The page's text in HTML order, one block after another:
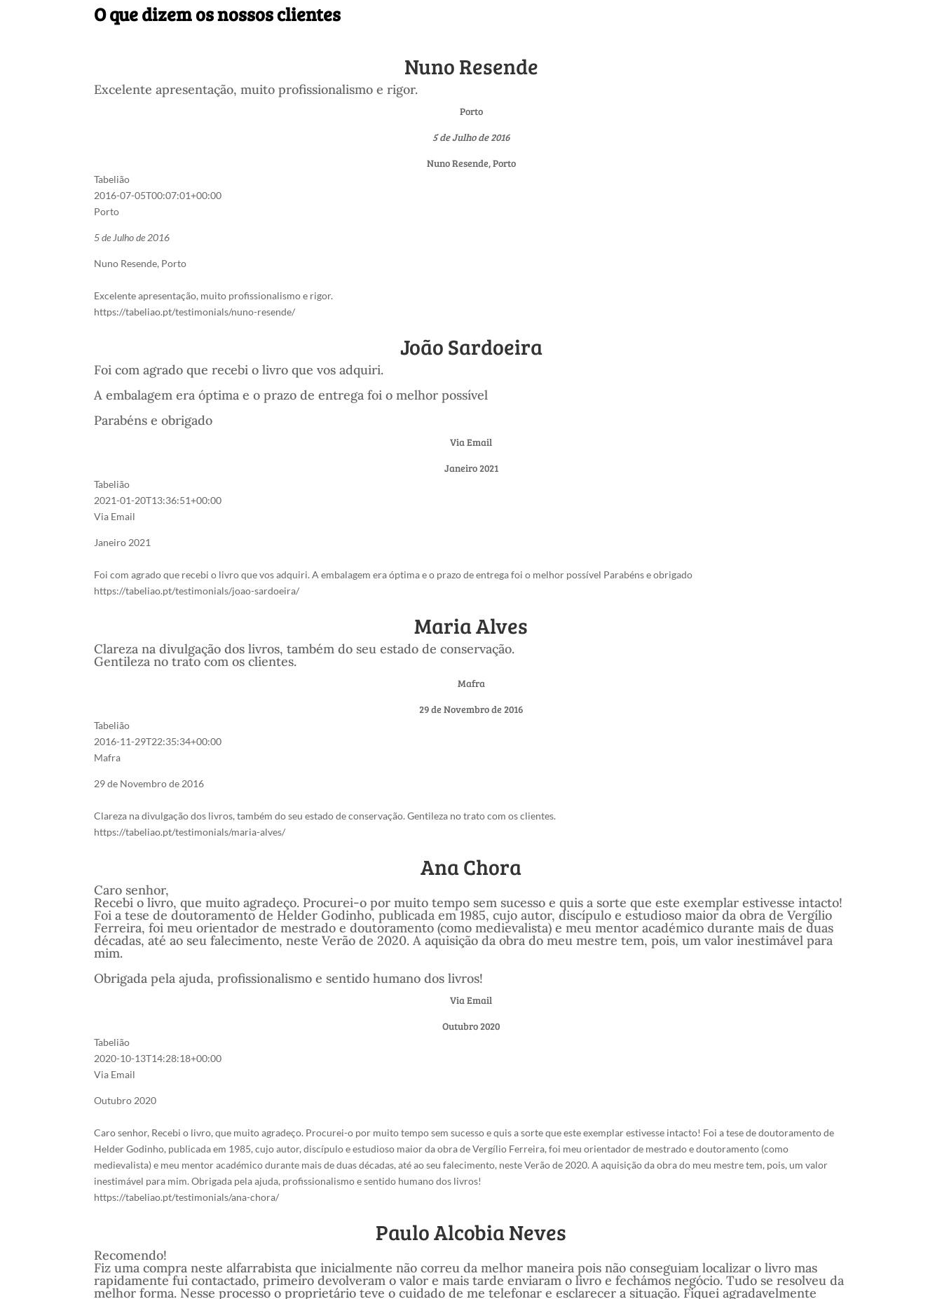
O que dizem os nossos clientes
Nuno Resende
Excelente apresentação, muito profissionalismo e rigor.
Porto
5 de Julho de 2016
Nuno Resende, Porto
Tabelião
2016-07-05T00:07:01+00:00
Porto
5 de Julho de 2016
Nuno Resende, Porto
Excelente apresentação, muito profissionalismo e rigor.
https://tabeliao.pt/testimonials/nuno-resende/
João Sardoeira
Foi com agrado que recebi o livro que vos adquiri.
A embalagem era óptima e o prazo de entrega foi o melhor possível
Parabéns e obrigado
Via Email
Janeiro 2021
Tabelião
2021-01-20T13:36:51+00:00
Via Email
Janeiro 2021
Foi com agrado que recebi o livro que vos adquiri. A embalagem era óptima e o prazo de entrega foi o melhor possível Parabéns e obrigado
https://tabeliao.pt/testimonials/joao-sardoeira/
Maria Alves
Clareza na divulgação dos livros, também do seu estado de conservação.
Gentileza no trato com os clientes.
Mafra
29 de Novembro de 2016
Tabelião
2016-11-29T22:35:34+00:00
Mafra
29 de Novembro de 2016
Clareza na divulgação dos livros, também do seu estado de conservação. Gentileza no trato com os clientes.
https://tabeliao.pt/testimonials/maria-alves/
Ana Chora
Caro senhor,
Recebi o livro, que muito agradeço. Procurei-o por muito tempo sem sucesso e quis a sorte que este exemplar estivesse intacto!
Foi a tese de doutoramento de Helder Godinho, publicada em 1985, cujo autor, discípulo e estudioso maior da obra de Vergílio
Ferreira, foi meu orientador de mestrado e doutoramento (como medievalista) e meu mentor académico durante mais de duas
décadas, até ao seu falecimento, neste Verão de 2020. A aquisição da obra do meu mestre tem, pois, um valor inestimável para
mim.
Obrigada pela ajuda, profissionalismo e sentido humano dos livros!
Via Email
Outubro 2020
Tabelião
2020-10-13T14:28:18+00:00
Via Email
Outubro 2020
Caro senhor, Recebi o livro, que muito agradeço. Procurei-o por muito tempo sem sucesso e quis a sorte que este exemplar estivesse intacto! Foi a tese de doutoramento de
Helder Godinho, publicada em 1985, cujo autor, discípulo e estudioso maior da obra de Vergílio Ferreira, foi meu orientador de mestrado e doutoramento (como
medievalista) e meu mentor académico durante mais de duas décadas, até ao seu falecimento, neste Verão de 2020. A aquisição da obra do meu mestre tem, pois, um valor
inestimável para mim. Obrigada pela ajuda, profissionalismo e sentido humano dos livros!
https://tabeliao.pt/testimonials/ana-chora/
Paulo Alcobia Neves
Recomendo!
Fiz uma compra neste alfarrabista que inicialmente não correu da melhor maneira pois não conseguiam localizar o livro mas
rapidamente fui contactado, primeiro devolveram o valor e mais tarde enviaram o livro e fechámos negócio. Tudo se resolveu da
melhor forma. Nesse processo o proprietário teve o cuidado de me telefonar e esclarecer a situação. Fiquei agradavelmente